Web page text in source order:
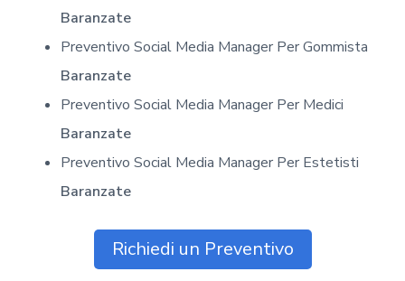
Baranzate
Preventivo Social Media Manager Per Gommista
Baranzate
Preventivo Social Media Manager Per Medici
Baranzate
Preventivo Social Media Manager Per Estetisti
Baranzate
Richiedi un Preventivo